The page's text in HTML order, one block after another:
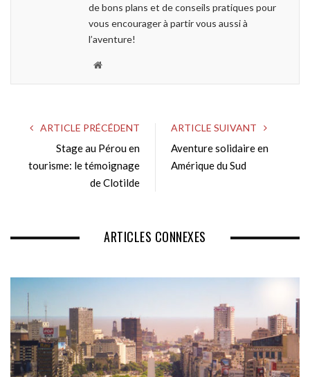
de bons plans et de conseils pratiques pour
vous encourager à partir vous aussi à
l’aventure!
W
i
t
e
ARTICLE PRÉCÉDENT
Stage au Pérou en
tourisme: le témoignage
de Clotilde
ARTICLE SUIVANT
Aventure solidaire en
Amérique du Sud
ARTICLES CONNEXES